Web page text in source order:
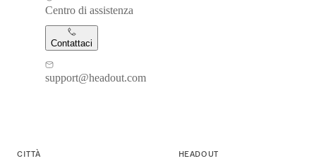
Centro di assistenza
Contattaci
support@headout.com
CITTÀ HEADOUT